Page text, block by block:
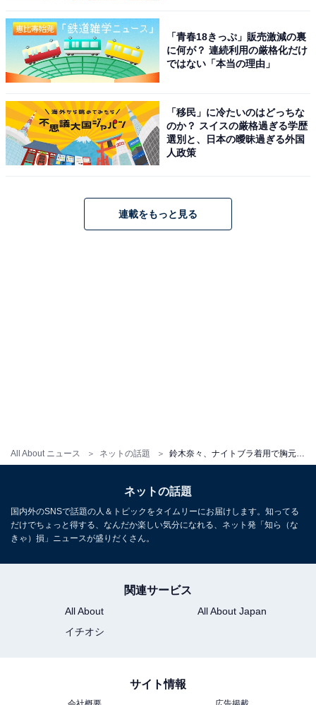
All About ニュース ネットの話題
「青春18きっぷ」販売激減の裏
に何が？ 連続利用の厳格化だけ
ではない「本当の理由」
「移民」に冷たいのはどっちな
のか？ スイスの厳格過ぎる学歴
選別と、日本の曖昧過ぎる外国
人政策
連載をもっと見る
ネットの話題
国内外のSNSで話題の人＆トピックをタイムリーにお届けします。知ってる
だけでちょっと得する、なんだか楽しい気分になれる、ネット発「知ら（な
きゃ）損」ニュースが盛りだくさん。
関連サービス
All About
All About Japan
イチオシ
サイト情報